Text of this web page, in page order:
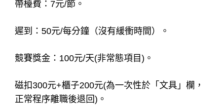
帶檯費：7元/節。
遲到：50元/每分鐘（沒有緩衝時間）。
競賽獎金：100元/天(非常態項目)。
磁扣300元+櫃子200元(為一次性於「文具」欄，
正常程序離職後退回)。